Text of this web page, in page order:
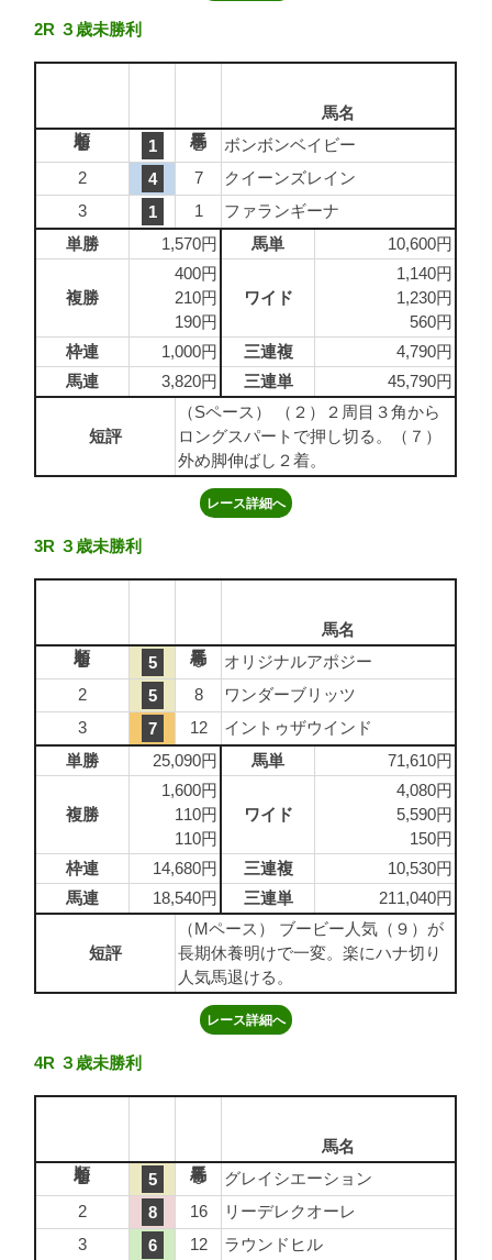
2R ３歳未勝利
馬名
1
1 2
ボンボンベイビー
2
4 7
クイーンズレイン
3
1 1
ファランギーナ
単勝
1,570円 馬単 10,600円
複勝
400円
210円
190円
ワイド
1,140円
1,230円
560円
枠連
1,000円 三連複
4,790円
馬連
3,820円 三連単 45,790円
短評
（Sペース） （２）２周目３角から
ロングスパートで押し切る。（７）
外め脚伸ばし２着。
レース詳細へ
3R ３歳未勝利
馬名
1
5 9
オリジナルアポジー
2
5 8
ワンダーブリッツ
3
7 12
イントゥザウインド
単勝
25,090円 馬単 71,610円
複勝
1,600円
110円
110円
ワイド
4,080円
5,590円
150円
枠連
14,680円 三連複
10,530円
馬連
18,540円 三連単 211,040円
短評
（Mペース） ブービー人気（９）が
長期休養明けで一変。楽にハナ切り
人気馬退ける。
レース詳細へ
4R ３歳未勝利
馬名
1
5 9
グレイシエーション
2
8 16
リーデレクオーレ
3
6 12
ラウンドヒル